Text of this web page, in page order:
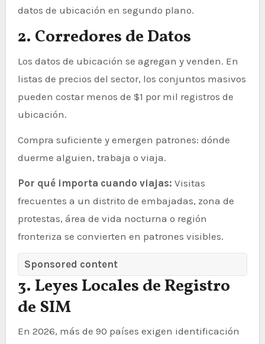
datos de ubicación en segundo plano.
2. Corredores de Datos
Los datos de ubicación se agregan y venden. En
listas de precios del sector, los conjuntos masivos
pueden costar menos de $1 por mil registros de
ubicación.
Compra suficiente y emergen patrones: dónde
duerme alguien, trabaja o viaja.
Por qué importa cuando viajas: Visitas
frecuentes a un distrito de embajadas, zona de
protestas, área de vida nocturna o región
fronteriza se convierten en patrones visibles.
Sponsored content
3. Leyes Locales de Registro
de SIM
En 2026, más de 90 países exigen identificación